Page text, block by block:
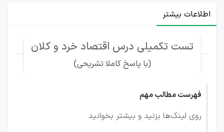
اطلاعات بیشتر
تست تکمیلی درس اقتصاد خرد و کلان
(با پاسخ کاملا تشریحی)
فهرست مطالب مهم
روی لینک‌ها بزنید و بیشتر بخوانید